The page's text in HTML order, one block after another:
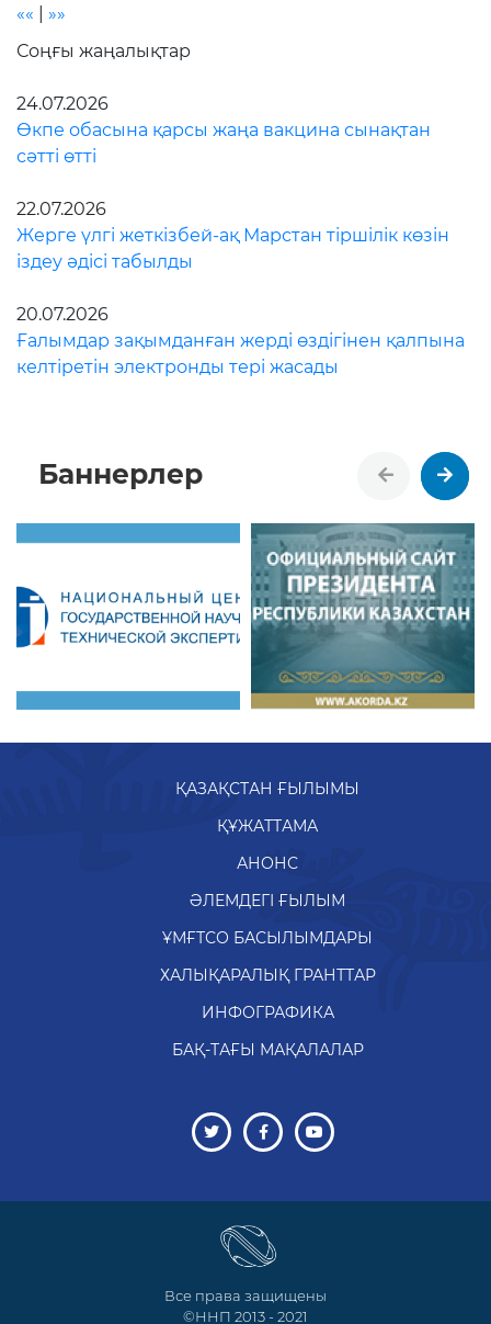
««
»»
Соңғы жаңалықтар
24.07.2026
Өкпе обасына қарсы жаңа вакцина сынақтан
сәтті өтті
22.07.2026
Жерге үлгі жеткізбей-ақ Марстан тіршілік көзін
іздеу әдісі табылды
20.07.2026
Ғалымдар зақымданған жерді өздігінен қалпына
келтіретін электронды тері жасады
Баннерлер
ҚАЗАҚСТАН ҒЫЛЫМЫ
ҚҰЖАТТАМА
АНОНС
ӘЛЕМДЕГІ ҒЫЛЫМ
ҰМҒТСО БАСЫЛЫМДАРЫ
ХАЛЫҚАРАЛЫҚ ГРАНТТАР
ИНФОГРАФИКА
БАҚ-ТАҒЫ МАҚАЛАЛАР
Все права защищены
©ННП 2013 - 2021